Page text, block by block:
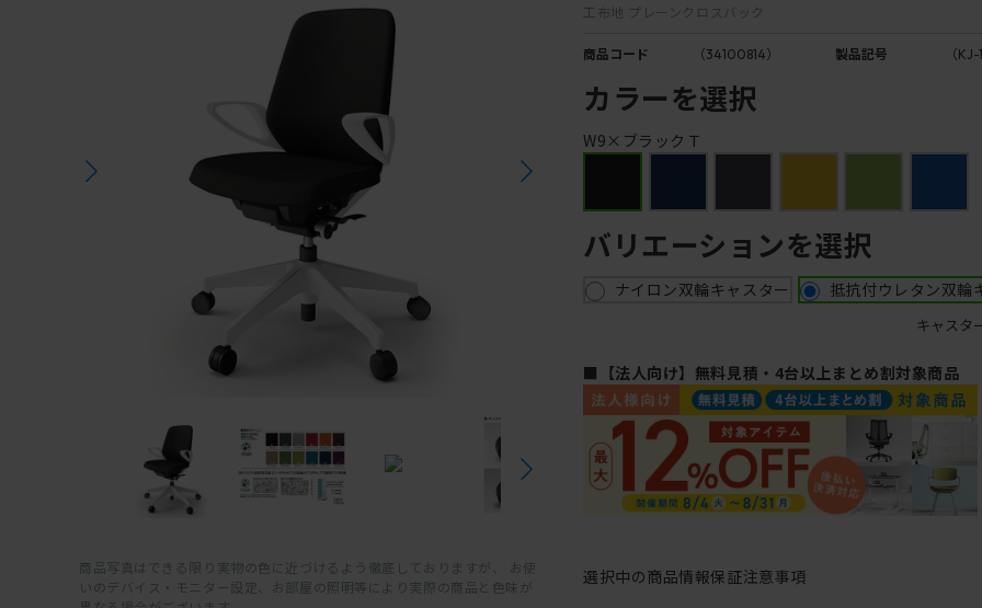
商品写真はできる限り実物の色に近づけるよう徹底しておりますが、 お使
いのデバイス・モニター設定、お部屋の照明等により実際の商品と色味が
工布地 プレーンクロスバック
商品コード （34100814） 製品記号 （
カラーを選択
W9×ブラックＴ
バリエーションを選択
ナイロン双輪キャスター 抵抗付ウレタン双輪
キャスタ
■【法人向け】無料見積・4台以上まとめ割対象商品
選択中の商品情報保証注意事項